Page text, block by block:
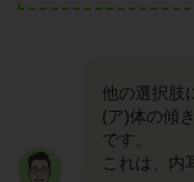
他の選択肢
(ア)体の傾
です。
これは、内